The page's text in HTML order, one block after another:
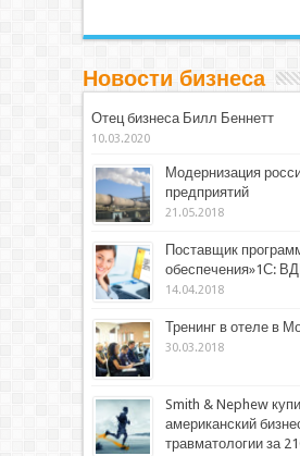
Новости бизнеса
Отец бизнеса Билл Беннетт
10.03.2020
Модернизация
предприятий
21.05.2018
Поставщик
обеспечения»1С:
14.04.2018
Тренинг в отеле в
30.03.2018
Smith & Nephew
американский
травматологии за